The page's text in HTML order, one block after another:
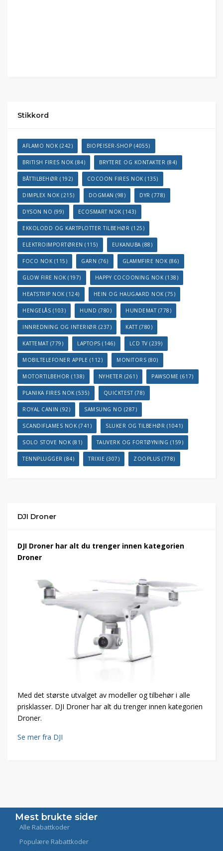
Stikkord
AFLAMO NOK (242) BIOPEISER-SHOP (4055)
BRITISH FIRES NOK (84) BRYTERE OG KONTAKTER (84)
BÅTTILBEHØR (192) COCOON FIRES NOK (135)
DIMPLEX NOK (215) DOGMAN (98) DYR (778)
DYSON NO (99) ECOSMART NOK (143)
EKKOLODD OG KARTPLOTTER TILBEHØR (125)
ELEKTROIMPORTØREN (115) EUKANUBA(88)
FOCO NOK (115) GARN (76) GLAMMFIRE NOK (86)
GLOW FIRE NOK (197) HAPPY COCOONING NOK (138)
HEATSTRIP NOK (124) HEIN OG HAUGAARD NOK (75)
HENGELÅS (103) HUND (780) HUNDEMAT(778)
INNREDNING OG INTERIØR (237) KATT(780)
KATTEMAT(779) LAPTOPS (146) LCD TV (239)
MOBILTELEFONER APPLE (112) MONITORS (80)
MOTORTILBEHOR (138) NYHETER (261) PAWSOME (617)
PLANIKA FIRES NOK (535) QUICKTEST(78)
ROYAL CANIN (92) SAMSUNG NO (287)
SCANDIFLAMES NOK (741) SLUKER OG TILBEHØR (1041)
SOLO STOVE NOK (81) TAUVERK OG FORTØYNING (159)
TENNPLUGGER (84) TRIXIE (307) ZOOPLUS (778)
DJI Droner
DJI Droner har alt du trenger innen kategorien
Droner
Med det største utvalget av modeller og tilbehør i alle
prisklasser. DJI Droner har alt du trenger innen kategorien
Droner.
Se mer fra DJI
Mest brukte sider
Alle Rabattkoder
Populære Rabattkoder